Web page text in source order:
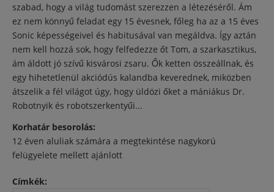
szabad, hogy a világ tudomást szerezzen a létezéséről. Ám
ez nem könnyű feladat egy 15 évesnek, főleg ha az a 15 éves
Sonic képességeivel és habitusával van megáldva. Így aztán
nem kell hozzá sok, hogy felfedezze őt Tom, a szarkasztikus,
ám áldott jó szívű kisvárosi zsaru. Ők ketten összeállnak, és
egy hihetetlenül akciódús kalandba keverednek, miközben
átszelik a fél világot úgy, hogy üldözi őket a mániákus Dr.
Robotnyik és robotszerkentyűi...
Korhatár besorolás:
12 éven aluliak számára a megtekintése nagykorú
felügyelete mellett ajánlott
Címkék: